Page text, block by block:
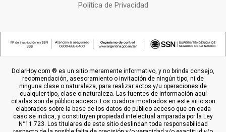
Política de Privacidad
DolarHoy.com ® es un sitio meramente informativo, y no brinda consejo,
recomendación, asesoramiento o invitación de ningún tipo, ni de
ninguna clase o naturaleza, para realizar actos y/u operaciones de
cualquier tipo, clase o naturaleza. Las fuentes de información aquí
citadas son de público acceso. Los cuadros mostrados en este sitio son
elaborados sobre la base de los datos de público acceso que en cada
caso se indica, y constituyen propiedad intelectual amparada por la Ley
N°11.723. Los titulares de este sitio deslindan toda responsabilidad